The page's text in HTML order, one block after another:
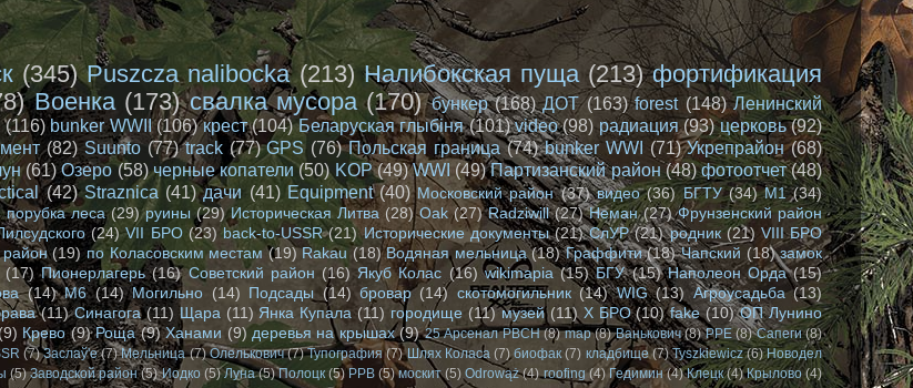
(345) Puszcza nalibocka (213) Налибокская пуща (213) фортификация
Военка (173) свалка мусора (170) бункер (168) ДОТ (163) forest (148) Ленинский
(116) bunker WWII (106) крест (104) Беларуская глыбіня (101) video (98) радиация (93) церковь (92)
(82) Suunto (77) track (77) GPS (76) Польская граница (74) bunker WWI (71) Укрепрайон (68)
(61) Озеро (58) черные копатели (50) KOP (49) WWI (49) Партизанский район (48) фотоотчет (48)
(42) Straznica (41) дачи (41) Equipment (40) Московский район (37) видео (36) БГТУ (34) М1 (34)
порубка леса (29) руины (29) Историческая Литва (28) Oak (27) Radziwill (27) Неман (27) Фрунзенский район
(24) VII БРО (23) back-to-USSR (21) Исторические документы (21) СлУР (21) родник (21) VIII БРО
(19) по Коласовским местам (19) Rakau (18) Водяная мельница (18) Граффити (18) Чапский (18) замок
(17) Пионерлагерь (16) Советский район (16) Якуб Колас (16) wikimapia (15) БГУ (15) Наполеон Орда (15)
(14) М6 (14) Могильно (14) Подсады (14) бровар (14) скотомогильник (14) WIG (13) Агроусадьба (13)
(11) Синагога (11) Щара (11) Янка Купала (11) городище (11) музей (11) X БРО (10) fake (10) ОП Лунино
Крево (9) Роща (9) Ханами (9) деревья на крышах (9) 25 Арсенал РВСН (8) map (8) Ванькович (8) РРЕ (8) Сапеги (8)
(7) Заслаў'e (7) Мельница (7) Олелькович (7) Тупография (7) Шлях Коласа (7) биофак (7) кладбище (7) Tyszkiewicz (6) Новодел
(5) Заводской район (5) Иодко (5) Луна (5) Полоцк (5) РРВ (5) москит (5) Odrowąż (4) roofing (4) Гедимин (4) Клецк (4) Крылово (4)